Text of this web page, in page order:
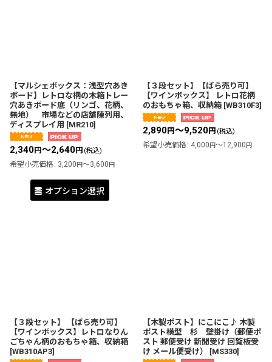
【マルシェボックス：浅型穴あき
ボード】レトロな柄の木箱トレー
穴あきボード底（リンゴ、花柄、
無地） 市場などの店舗陳列用、
ディスプレイ用 [MR210]
2,340円～2,640円 (税込)
希望小売価格 : 3,200 円～3,600 円
オプション選択
【３段セット】【ばら売り可】
【ワインボックス】 レトロ花柄
のおもちゃ箱、収納箱 [WB310F3]
2,890円～9,520円 (税込)
希望小売価格 : 4,000 円～12,900 円
【３段セット】 【ばら売り可】
【ワインボックス】レトロなりん
ごちゃん柄のおもちゃ箱、収納箱
[WB310AP3]
【木製ポスト】にこにこ♪ 木製
ポスト横型 杉 壁掛け（郵便ポ
スト 郵便受け 新聞受け 回覧板受
け メール便受け）
[MS330]